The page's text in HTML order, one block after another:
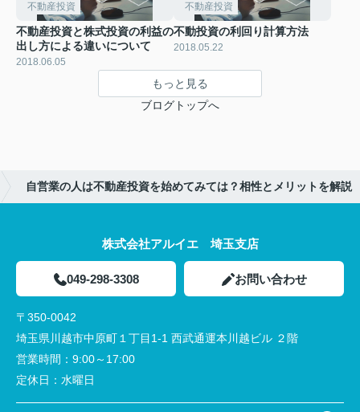
不動産投資
不動産投資と株式投資の利益の
出し方による違いについて
2018.06.05
不動産投資
不動投資の利回り計算方法
2018.05.22
もっと見る
ブログトップへ
自営業の人は不動産投資を始めてみては？相性とメリットを解説
株式会社アルイエ 埼玉支店
049-298-3308 お問い合わせ
〒350-0042
埼玉県川越市中原町１丁目1-1 西武通運本川越ビル ２階
営業時間： 9:00～17:00
定休日： 水曜日